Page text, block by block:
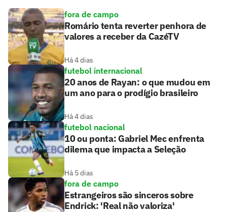
fora de campo
Romário tenta reverter penhora de
valores a receber da CazéTV
Há 4 dias
futebol internacional
20 anos de Rayan: o que mudou em
um ano para o prodígio brasileiro
Há 4 dias
futebol nacional
10 ou ponta: Gabriel Mec enfrenta
dilema que impacta a Seleção
Há 5 dias
fora de campo
Estrangeiros são sinceros sobre
Endrick: 'Real não valoriza'